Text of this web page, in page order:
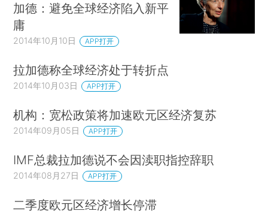
加德：避免全球经济陷入新平
庸
2014年10月10日 APP打开
拉加德称全球经济处于转折点
2014年10月03日 APP打开
机构：宽松政策将加速欧元区经济复苏
2014年09月05日 APP打开
IMF总裁拉加德说不会因渎职指控辞职
2014年08月27日 APP打开
二季度欧元区经济增长停滞